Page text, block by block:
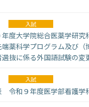
入試
年度大学院総合医薬学研究
薬科学プログラム及び（
抜に係る外国語試験の変
入試
令和９年度医学部看護学